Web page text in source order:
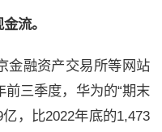
流。
金融资产交易所等网站
前三季度，华为的“期末
亿，比2022年底的1,473